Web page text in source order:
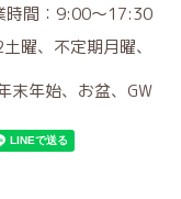
時間：9:00～17:30
曜、不定期月曜、
末年始、お盆、GW